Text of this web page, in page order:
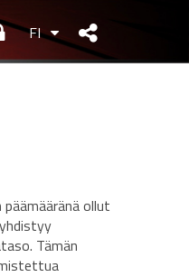
FI
ollut
Tämän